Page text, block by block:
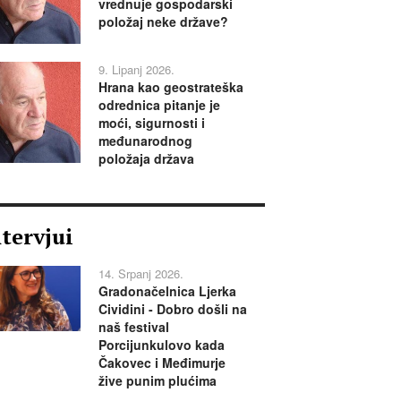
položaj neke države?
9. Lipanj 2026.
Hrana kao geostrateška
odrednica pitanje je
moći, sigurnosti i
međunarodnog
položaja država
14. Srpanj 2026.
Gradonačelnica Ljerka
Cividini - Dobro došli na
naš festival
Porcijunkulovo kada
Čakovec i Međimurje
žive punim plućima